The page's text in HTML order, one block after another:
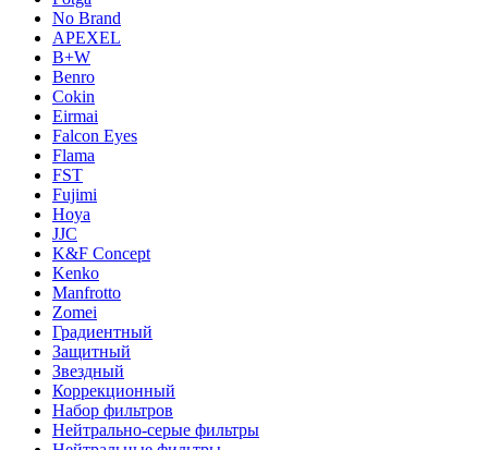
No Brand
APEXEL
B+W
Benro
Cokin
Eirmai
Falcon Eyes
Flama
FST
Fujimi
Hoya
JJC
K&F Concept
Kenko
Manfrotto
Zomei
Градиентный
Защитный
Звездный
Коррекционный
Набор фильтров
Нейтрально-серые фильтры